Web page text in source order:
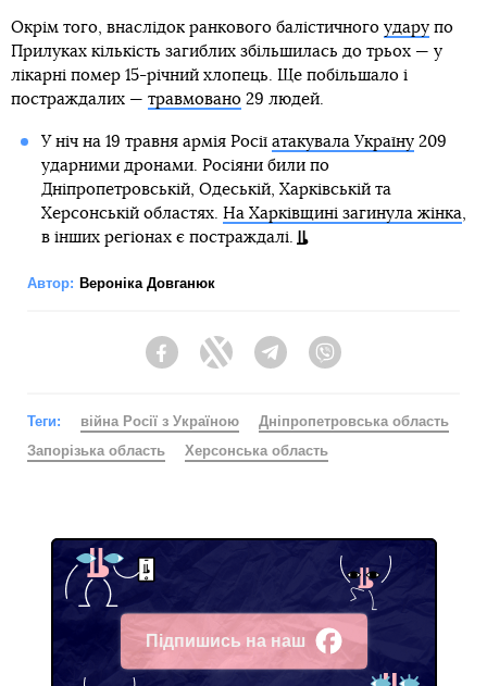
Окрім того, внаслідок ранкового балістичного удару по
Прилуках кількість загиблих збільшилась до трьох — у
лікарні помер 15-річний хлопець. Ще побільшало і
постраждалих — травмовано 29 людей.
У ніч на 19 травня армія Росії атакувала Україну209
ударними дронами. Росіяни били по
Дніпропетровській, Одеській, Харківській та
Херсонській областях. На Харківщині загинула жінка,
в інших регіонах є постраждалі.
Автор: Вероніка Довганюк
FacebookTwitter Telegram
Теги: війна Росії з Україною
Дніпропетровська область
Запорізька область
Херсонська область
Підпишись на наш
Facebook